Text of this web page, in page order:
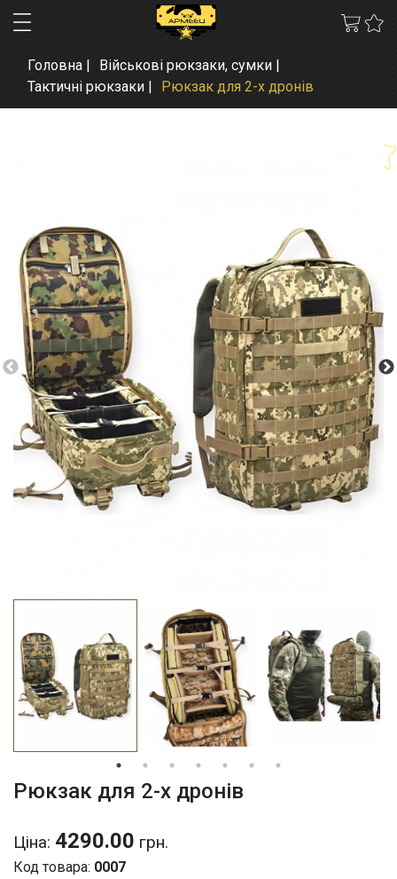
Головна
Військові рюкзаки, сумки
Тактичні рюкзаки
Рюкзак для 2-х дронів
Рюкзак для 2-х дронів
Ціна: 4290.00 грн.
Код товара: 0007